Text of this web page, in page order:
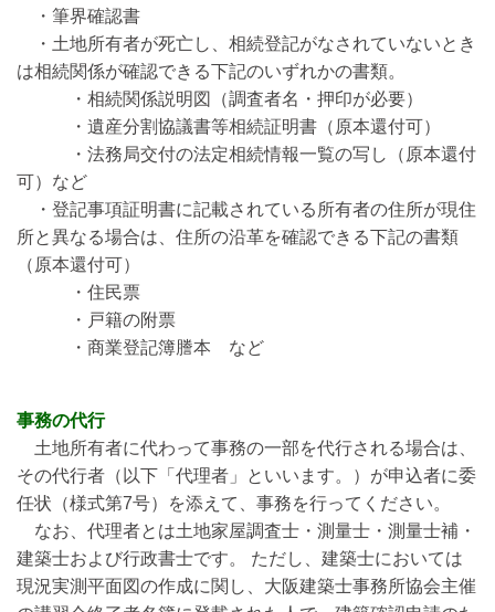
・筆界確認書
・土地所有者が死亡し、相続登記がなされていないとき
は相続関係が確認できる下記のいずれかの書類。
・相続関係説明図（調査者名・押印が必要）
・遺産分割協議書等相続証明書（原本還付可）
・法務局交付の法定相続情報一覧の写し（原本還付
可）など
・登記事項証明書に記載されている所有者の住所が現住
所と異なる場合は、住所の沿革を確認できる下記の書類
（原本還付可）
・住民票
・戸籍の附票
・商業登記簿謄本 など
事務の代行
土地所有者に代わって事務の一部を代行される場合は、
その代行者（以下「代理者」といいます。）が申込者に委
任状（様式第7号）を添えて、事務を行ってください。
なお、代理者とは土地家屋調査士・測量士・測量士補・
建築士および行政書士です。 ただし、建築士においては
現況実測平面図の作成に関し、大阪建築士事務所協会主催